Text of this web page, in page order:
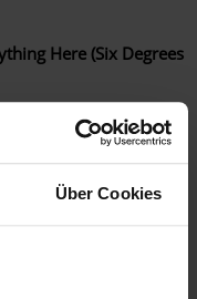
Über Cookies
Here (Six Degrees